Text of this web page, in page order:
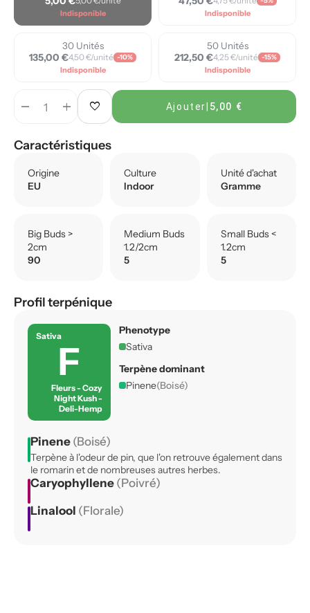
Indisponible Indisponible
30 Unités
135,00 €4,50 €/unité -10%
Indisponible
50 Unités
212,50 €4,25 €/unité -15%
Indisponible
remove add favorite Ajouter| 5,00 €
Caractéristiques
Origine
EU
Culture
Indoor
Unité d'achat
Gramme
Big Buds >
2cm
90
Medium Buds
1.2/2cm
5
Small Buds <
1.2cm
5
Profil terpénique
Sativa
F
Fleurs - Cozy
Night Kush -
Deli-Hemp
Phenotype
Sativa
Terpène dominant
Pinene(Boisé)
Pinene (Boisé)
Terpène à l'odeur de pin, que l'on retrouve également dans
le romarin et de nombreuses autres herbes.
Caryophyllene (Poivré)
Linalool (Florale)